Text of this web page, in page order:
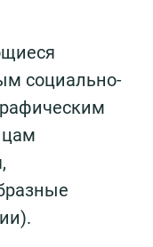
социально-